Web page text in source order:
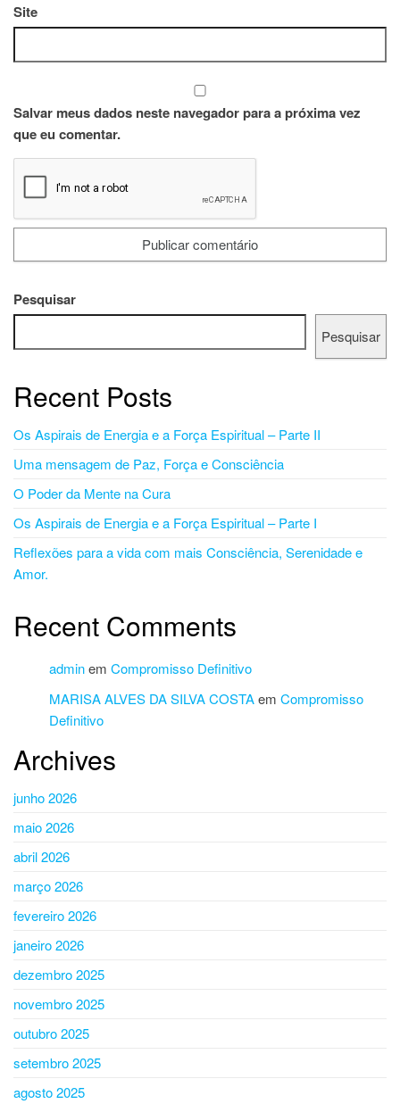
Site
Salvar meus dados neste navegador para a próxima vez
que eu comentar.
Pesquisar
Pesquisar
Recent Posts
Os Aspirais de Energia e a Força Espiritual – Parte II
Uma mensagem de Paz, Força e Consciência
O Poder da Mente na Cura
Os Aspirais de Energia e a Força Espiritual – Parte I
Reflexões para a vida com mais Consciência, Serenidade e
Amor.
Recent Comments
adminem Compromisso Definitivo
MARISA ALVES DA SILVA COSTAem Compromisso
Definitivo
Archives
junho 2026
maio 2026
abril 2026
março 2026
fevereiro 2026
janeiro 2026
dezembro 2025
novembro 2025
outubro 2025
setembro 2025
agosto 2025